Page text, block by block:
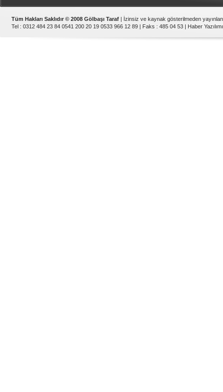
Tüm Hakları Saklıdır © 2008 Gölbaşı Taraf | İzinsiz ve kaynak gösterilmeden
Tel : 0312 484 23 84 0541 200 20 19 0533 966 12 89 | Faks : 485 04 53 | Haber Yazılımı